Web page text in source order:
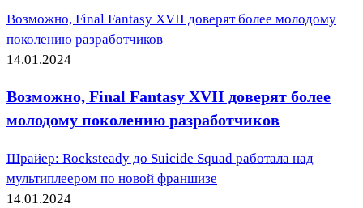
Возможно, Final Fantasy XVII доверят более молодому
поколению разработчиков
14.01.2024
Возможно, Final Fantasy XVII доверят более
молодому поколению разработчиков
Шрайер: Rocksteady до Suicide Squad работала над
мультиплеером по новой франшизе
14.01.2024